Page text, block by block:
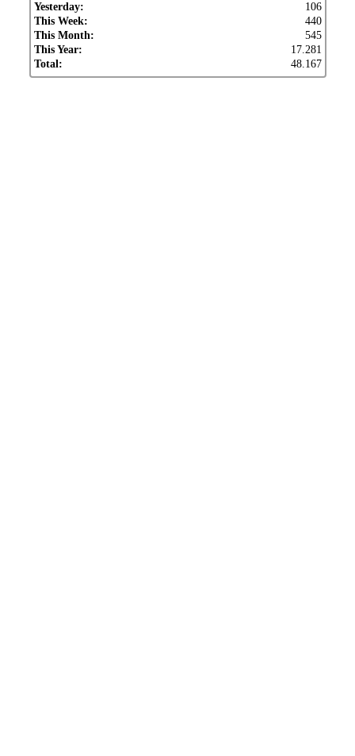
Yesterday:
106
This Week:
440
This Month:
545
This Year:
17.281
Total:
48.167